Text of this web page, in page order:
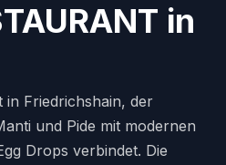
in
Friedrichshain, der
und Pide mit modernen
Drops verbindet. Die